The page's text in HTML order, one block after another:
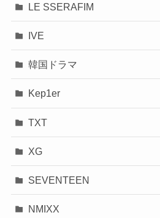
LE SSERAFIM
IVE
韓国ドラマ
Kep1er
TXT
XG
SEVENTEEN
NMIXX